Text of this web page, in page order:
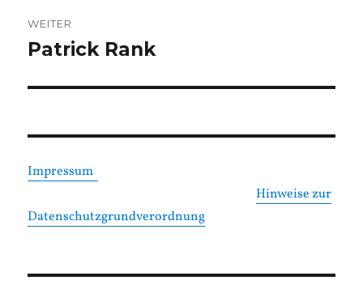
WEITER
Nächster
Patrick Rank
Impressum
Hinweise zur
Datenschutzgrundverordnung